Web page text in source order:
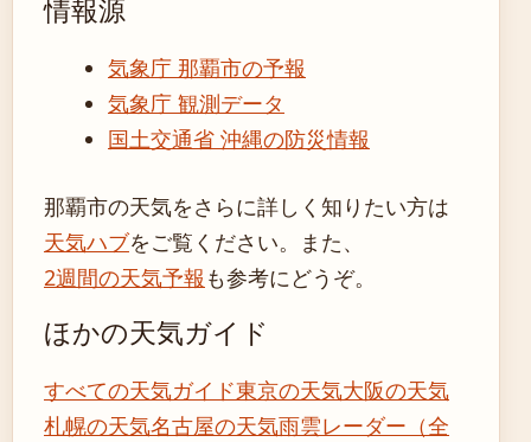
情報源
気象庁 那覇市の予報
気象庁 観測データ
国土交通省 沖縄の防災情報
那覇市の天気をさらに詳しく知りたい方は
天気ハブをご覧ください。また、
2週間の天気予報 も参考にどうぞ。
ほかの天気ガイド
すべての天気ガイド東京の天気大阪の天気
札幌の天気名古屋の天気雨雲レーダー（全